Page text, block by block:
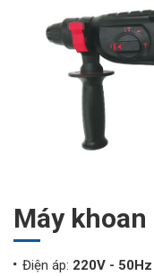
Máy
Điện áp: 220V - 50Hz